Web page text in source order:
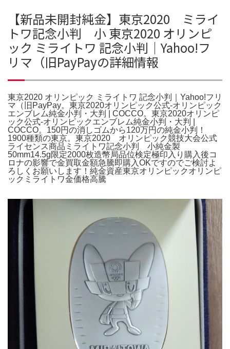
【新品未開封純金】東京2020 ミライ
トワ記念小判 小 東京2020 オリンピ
ック ミライトワ 記念小判｜Yahoo!フ
リマ（旧PayPayの詳細情報
東京2020 オリンピック ミライトワ 記念小判｜Yahoo!フリ
マ（旧PayPay。東京2020オリンピック公式-オリンピック
エンブレム純金小判・大判 | COCCO。東京2020オリンピ
ック公式-オリンピックエンブレム純金小判・大判 |
COCCO。150円の消しゴムから120万円の純金小判！
1900種類の東京。東京2020 オリンピック競技大会公式
ライセンス商品ミライトワ記念小判 小純金製
50mm14.5g限定2000枚造幣局品位検定極印入り購入後コ
ロナの影響で金買取金額急騰即購入OKですのでご検討よ
ろしくお願いします！純金資産東京オリンピックオリンピ
ックミライトワ金価格高騰